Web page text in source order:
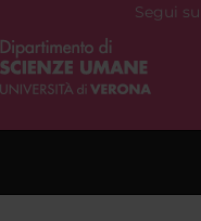
Segui su